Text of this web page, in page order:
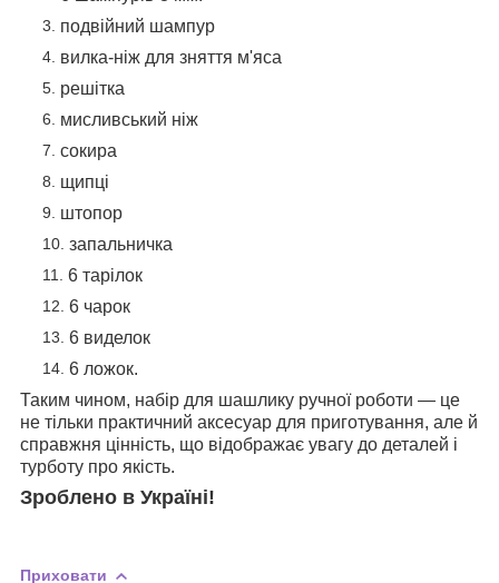
подвійний шампур
вилка-ніж для зняття м'яса
решітка
мисливський ніж
сокира
щипці
штопор
запальничка
6 тарілок
6 чарок
6 виделок
6 ложок.
Таким чином, набір для шашлику ручної роботи — це
не тільки практичний аксесуар для приготування, але й
справжня цінність, що відображає увагу до деталей і
турботу про якість.
Зроблено в Україні!
Приховати